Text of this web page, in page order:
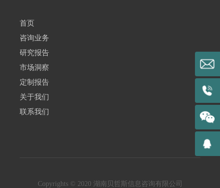
首页
咨询业务
研究报告
市场洞察
定制报告
关于我们
联系我们
Copyrights © 2020 湖南贝哲斯信息咨询有限公司